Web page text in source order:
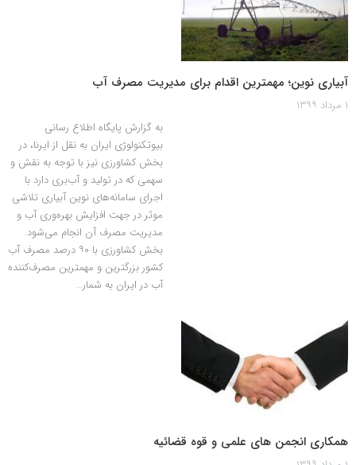
آبیاری نوین؛ مهمترین اقدام برای مدیریت مصرف آب
۱ مرداد ۱۳۹۹
به گزارش پایگاه اطلاع رسانی
بیوتکنولوژی ایران به نقل از ایرنا، در
بخش کشاورزی نیز با توجه به نقش و
سهمی که در تولید و آب‌بری دارد با
اجرای سامانه‌های نوین آبیاری تلاشی
موثر در جهت افزایش بهره‌وری آب و
مدیریت مصرف آن انجام می‌شود.
بخش کشاورزی با ۹۰ درصد مصرف آب
کشور بزرگترین و مهمترین مصرف‌کننده
آب در ایران به شمار…
همکاری انجمن ­های علمی و قوه­ قضائیه